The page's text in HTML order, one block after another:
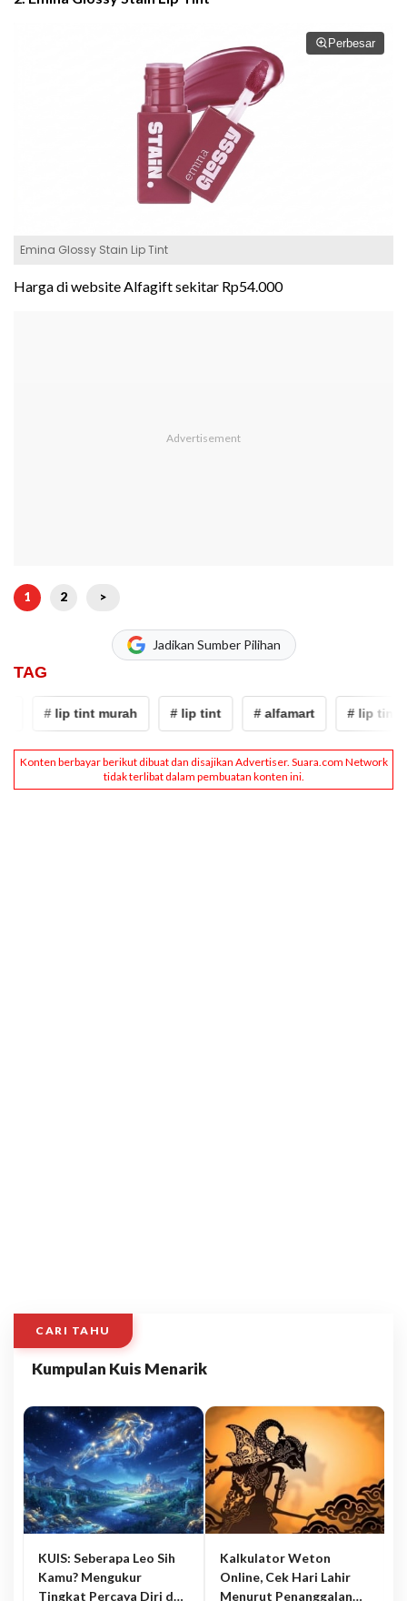
Perbesar
Emina Glossy Stain Lip Tint
Harga di website Alfagift sekitar Rp54.000
1 2 >
Jadikan Sumber Pilihan
TAG
# lip tint murah # lip tint # alfamart # lip tint
CARI TAHU
Kumpulan Kuis Menarik
KUIS: Seberapa Leo Sih
Kamu? Mengukur
Tingkat Percaya Diri dan
Kalkulator Weton
Online, Cek Hari Lahir
Menurut Penanggalan